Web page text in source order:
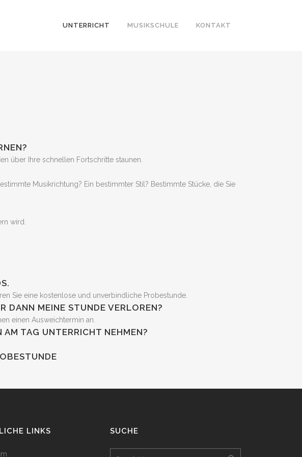
UNTERRICHT MUSIKSCHULE KONTAKT
über Ihre schnellen Fortschritte staunen.
Musikrichtung? Ein bestimmter Stil? Bestimmte Stücke, die Sie
wird.
Sie eine kostenlose und unverbindliche Probestunde.
DANN MEINE STUNDE VERLOREN?
einen Ausweichtermin an.
TAG UNTERRICHT NEHMEN?
LINKS SUCHE